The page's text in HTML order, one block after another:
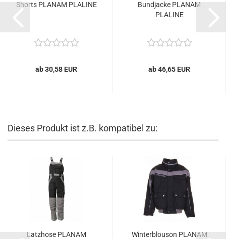
Shorts PLANAM PLALINE
ab 30,58 EUR
Bundjacke PLANAM
PLALINE
ab 46,65 EUR
Dieses Produkt ist z.B. kompatibel zu:
Latzhose PLANAM
Winterblouson PLANAM